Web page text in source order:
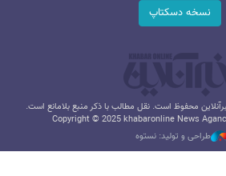
نسخه دسکتاپ
محفوظ است. نقل مطالب با ذکر منبع بلامانع است.
Copyright © 2025 khabaronline News
طراحی و تولید: نستوه